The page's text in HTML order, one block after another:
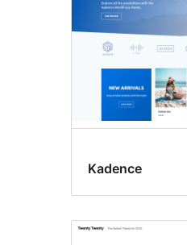
Kadence